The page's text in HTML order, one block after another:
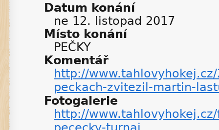
Datum konání
ne 12. listopad 2017
Místo konání
PEČKY
Komentář
http://
peckach-zvitezil-martin-
Fotogalerie
http://